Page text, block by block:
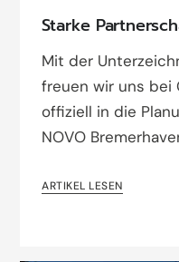
Starke
Mit der
freuen wir uns bei
offiziell in die
NOVO
ARTIKEL LESEN